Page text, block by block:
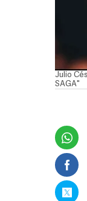
Julio
SAGA"